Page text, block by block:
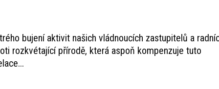
bujení aktivit našich vládnoucích zastupitelů a
rozkvétající přírodě, která aspoň kompenzuje tuto